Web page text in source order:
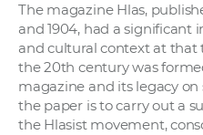
The magazine Hlas,
and 1904, had a significant
and cultural context at that
the 20th century was
magazine and its legacy on
the paper is to carry out a
the Hlasist movement,